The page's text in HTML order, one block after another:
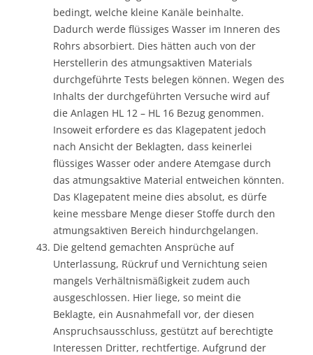
bedingt, welche kleine Kanäle beinhalte.
Dadurch werde flüssiges Wasser im Inneren des
Rohrs absorbiert. Dies hätten auch von der
Herstellerin des atmungsaktiven Materials
durchgeführte Tests belegen können. Wegen des
Inhalts der durchgeführten Versuche wird auf
die Anlagen HL 12 – HL 16 Bezug genommen.
Insoweit erfordere es das Klagepatent jedoch
nach Ansicht der Beklagten, dass keinerlei
flüssiges Wasser oder andere Atemgase durch
das atmungsaktive Material entweichen könnten.
Das Klagepatent meine dies absolut, es dürfe
keine messbare Menge dieser Stoffe durch den
atmungsaktiven Bereich hindurchgelangen.
Die geltend gemachten Ansprüche auf
Unterlassung, Rückruf und Vernichtung seien
mangels Verhältnismäßigkeit zudem auch
ausgeschlossen. Hier liege, so meint die
Beklagte, ein Ausnahmefall vor, der diesen
Anspruchsausschluss, gestützt auf berechtigte
Interessen Dritter, rechtfertige. Aufgrund der